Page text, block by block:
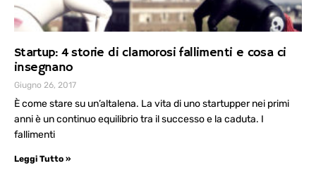
Startup: 4 storie di clamorosi fallimenti e cosa ci
insegnano
Giugno 26, 2017
È come stare su un’altalena. La vita di uno startupper nei primi
anni è un continuo equilibrio tra il successo e la caduta. I
fallimenti
Leggi Tutto »